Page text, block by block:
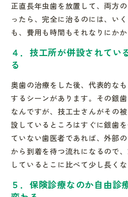
正直長年虫歯を放置して、両方
ったら 、完全に治るのには、い
も、費用も時間もそれなりにか
４．技工所が併設されてい
る
奥歯の治療をした後、代表的な
するシーンがあります。その銀
なんですが、 技工士さんがその
設しているところはすぐに銀歯
ていない歯医者であれば、外部
から到着を待つ流れになるので
しているとこに比べて少し長く
５．保険診療なのか自由診